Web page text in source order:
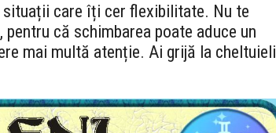
care îți cer flexibilitate. Nu te
că schimbarea poate aduce un
mai multă atenție. Ai grijă la cheltuieli